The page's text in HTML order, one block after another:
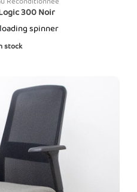
300 Noir
stock